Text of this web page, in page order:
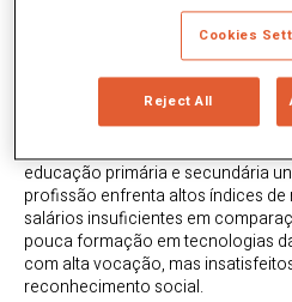
Em 2023, a UNESCO e aTeacher
Relatório Mundial sobre o Pessoal
Escassez de Professores, que,
profissionalização da docência,
semelhante ao descrito na década
relatório, há uma escassez global
educação primária e secundária
profissão enfrenta altos índices
salários insuficientes em
pouca formação em tecnologias
com alta vocação, mas
reconhecimento social.
Cookies
Reject All